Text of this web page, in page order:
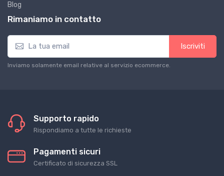
Blog
Rimaniamo in contatto
Iscriviti
Inviamo solamente email relative al servizio ecommerce.
Supporto rapido
Rispondiamo a tutte le richieste
Pagamenti sicuri
Certificato di sicurezza SSL